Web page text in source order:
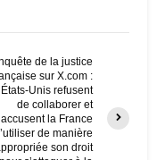
de la justice
sur X.com :
Unis refusent
de collaborer et
accusent la France
de manière
son droit